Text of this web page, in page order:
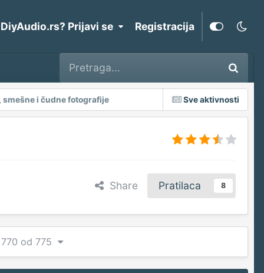
Prijavi se Registracija
Sve aktivnosti
smešne i čudne fotografije
Share Pratilaca 8
od 775